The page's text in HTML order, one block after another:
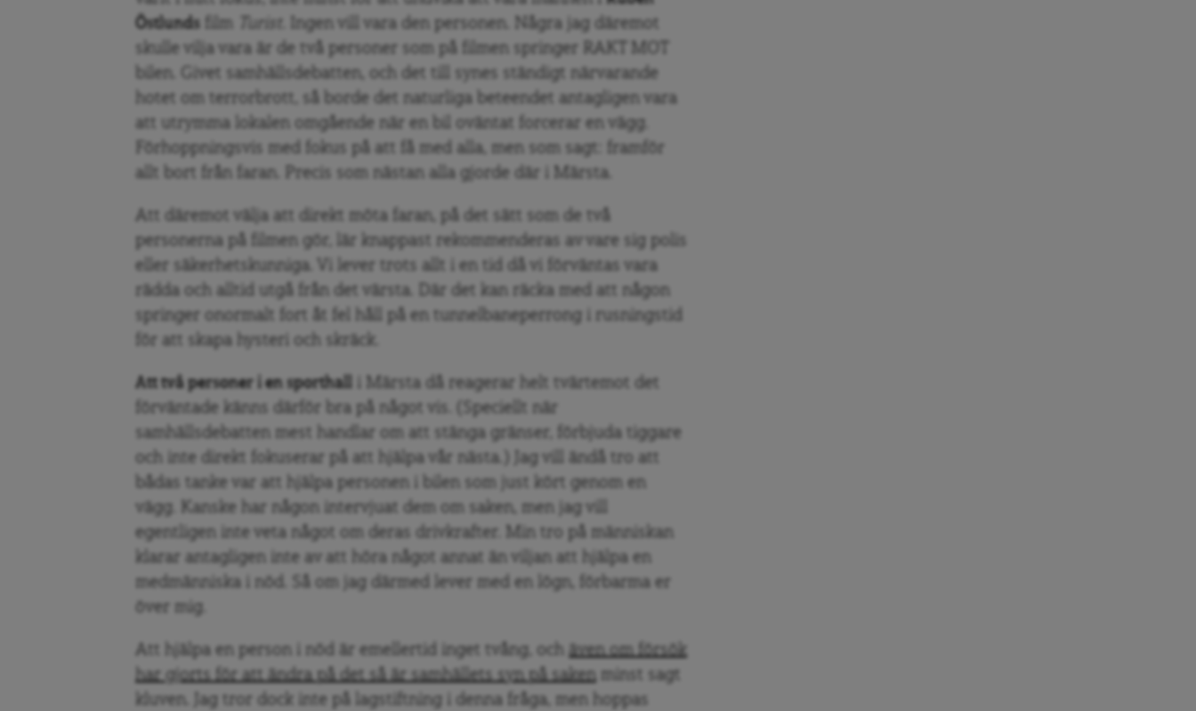
Östlunds
Turist
. Ingen vill vara den personen. Några jag däremot
skulle vilja vara är de två personer som på filmen springer RAKT MOT
bilen. Givet samhällsdebatten, och det till synes ständigt närvarande
hotet om terrorbrott, så borde det naturliga beteendet antagligen vara
att utrymma lokalen omgående när en bil oväntat forcerar en vägg.
Förhoppningsvis med fokus på att få med alla, men som sagt: framför
allt bort från faran. Precis som nästan alla gjorde där i Märsta.
Att däremot välja att direkt möta faran, på det sätt som de två
personerna på filmen gör, lär knappast rekommenderas av vare sig polis
eller säkerhetskunniga. Vi lever trots allt i en tid då vi förväntas vara
rädda och alltid utgå från det värsta. Där det kan räcka med att någon
springer onormalt fort åt fel håll på en tunnelbaneperrong i rusningstid
för att skapa hysteri och skräck.
Att två personer i en sporthall
i Märsta då reagerar helt tvärtemot det
förväntade känns därför bra på något vis. (Speciellt när
samhällsdebatten mest handlar om att stänga gränser, förbjuda tiggare
och inte direkt fokuserar på att hjälpa vår nästa.) Jag vill ändå tro att
bådas tanke var att hjälpa personen i bilen som just kört genom en
vägg. Kanske har någon intervjuat dem om saken, men jag vill
egentligen inte veta något om deras drivkrafter. Min tro på människan
klarar antagligen inte av att höra något annat än viljan att hjälpa en
medmänniska i nöd. Så om jag därmed lever med en lögn, förbarma er
över mig.
Att hjälpa en person i nöd är emellertid inget tvång, och även om försök
har gjorts för att ändra på det så är samhällets syn på saken minst sagt
kluven. Jag tror dock inte på lagstiftning i denna fråga, men hoppas